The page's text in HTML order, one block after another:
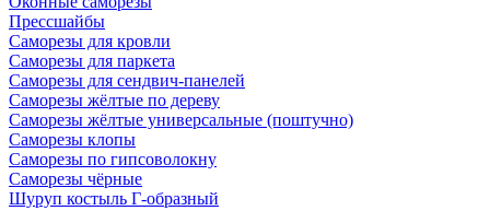
Прессшайбы
Саморезы для кровли
Саморезы для паркета
Саморезы для сендвич-панелей
Саморезы жёлтые по дереву
Саморезы жёлтые универсальные (поштучно)
Саморезы клопы
Саморезы по гипсоволокну
Саморезы чёрные
Шуруп костыль Г-образный